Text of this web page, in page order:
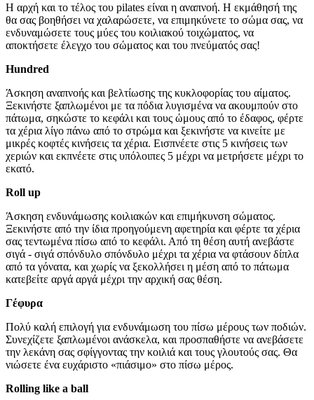
Η αρχή και το τέλος του pilates είναι η αναπνοή. Η εκμάθησή της
θα σας βοηθήσει να χαλαρώσετε, να επιμηκύνετε το σώμα σας, να
ενδυναμώσετε τους μύες του κοιλιακού τοιχώματος, να
αποκτήσετε έλεγχο του σώματος και του πνεύματός σας!
Hundred
Άσκηση αναπνοής και βελτίωσης της κυκλοφορίας του αίματος.
Ξεκινήστε ξαπλωμένοι με τα πόδια λυγισμένα να ακουμπούν στο
πάτωμα, σηκώστε το κεφάλι και τους ώμους από το έδαφος, φέρτε
τα χέρια λίγο πάνω από το στρώμα και ξεκινήστε να κινείτε με
μικρές κοφτές κινήσεις τα χέρια. Εισπνέετε στις 5 κινήσεις των
χεριών και εκπνέετε στις υπόλοιπες 5 μέχρι να μετρήσετε μέχρι το
εκατό.
Roll up
Άσκηση ενδυνάμωσης κοιλιακών και επιμήκυνση σώματος.
Ξεκινήστε από την ίδια προηγούμενη αφετηρία και φέρτε τα χέρια
σας τεντωμένα πίσω από το κεφάλι. Από τη θέση αυτή ανεβάστε
σιγά - σιγά σπόνδυλο σπόνδυλο μέχρι τα χέρια να φτάσουν δίπλα
από τα γόνατα, και χωρίς να ξεκολλήσει η μέση από το πάτωμα
κατεβείτε αργά αργά μέχρι την αρχική σας θέση.
Γέφυρα
Πολύ καλή επιλογή για ενδυνάμωση του πίσω μέρους των ποδιών.
Συνεχίζετε ξαπλωμένοι ανάσκελα, και προσπαθήστε να ανεβάσετε
την λεκάνη σας σφίγγοντας την κοιλιά και τους γλουτούς σας. Θα
νιώσετε ένα ευχάριστο «πιάσιμο» στο πίσω μέρος.
Rolling like a ball